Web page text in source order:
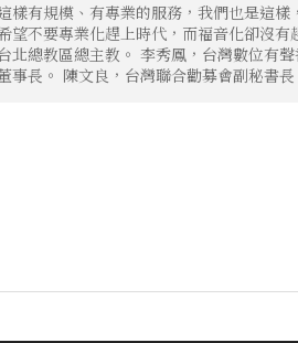
樣有規模、有專業的服務，我們也是這樣
不要專業化趕上時代，而福音化卻沒有
北總教區總主教。 李秀鳳，台灣數位有聲
長。 陳文良，台灣聯合勸募會副秘書長